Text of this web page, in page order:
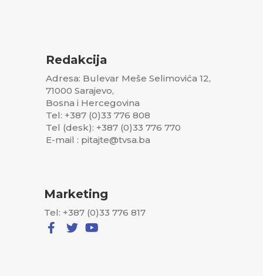
Redakcija
Adresa: Bulevar Meše Selimovića 12,
71000 Sarajevo,
Bosna i Hercegovina
Tel: +387 (0)33 776 808
Tel (desk): +387 (0)33 776 770
E-mail : pitajte@tvsa.ba
Marketing
Tel: +387 (0)33 776 817